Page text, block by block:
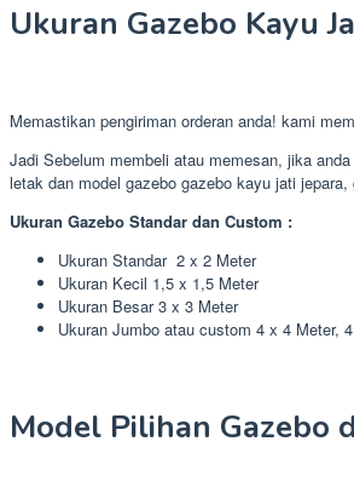
Ukuran Gazebo Kayu
Memastikan pengiriman orderan anda! kami
Jadi Sebelum membeli atau memesan, jika
letak dan model gazebo gazebo kayu jati
Ukuran Gazebo Standar dan Custom :
Ukuran Standar 2 x 2 Meter
Ukuran Kecil 1,5 x 1,5 Meter
Ukuran Besar 3 x 3 Meter
Ukuran Jumbo atau custom 4 x 4 Meter,
Model Pilihan Gazebo